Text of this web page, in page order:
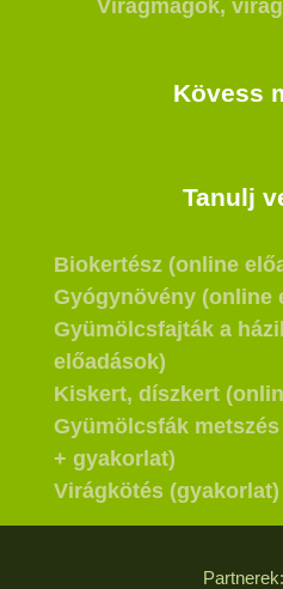
Virágmagok,
Kövess
Tanulj
Biokertész (online
Gyógynövény (online
Gyümölcsfajták a
előadások)
Kiskert, díszkert
Gyümölcsfák
+ gyakorlat)
Virágkötés (gyakorlat)
Partnerek: